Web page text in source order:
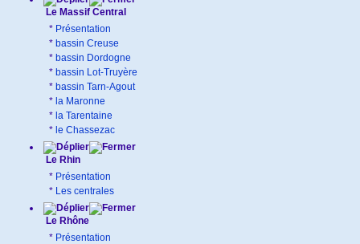
Le Massif Central
* Présentation
* bassin Creuse
* bassin Dordogne
* bassin Lot-Truyère
* bassin Tarn-Agout
* la Maronne
* la Tarentaine
* le Chassezac
Le Rhin
* Présentation
* Les centrales
Le Rhône
* Présentation